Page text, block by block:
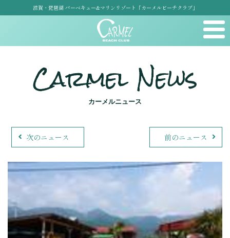
滋賀・琵琶湖 バーベキュー&マリンリゾート「カーメルビーチクラブ」
Carmel News
カーメルニュース
次のニュース 前のニュース